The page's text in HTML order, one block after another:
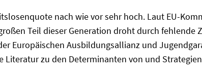
nach wie vor sehr hoch. Laut EU-
Teil dieser Generation droht durch
Europäischen Ausbildungsallianz und
zu den Determinanten von und